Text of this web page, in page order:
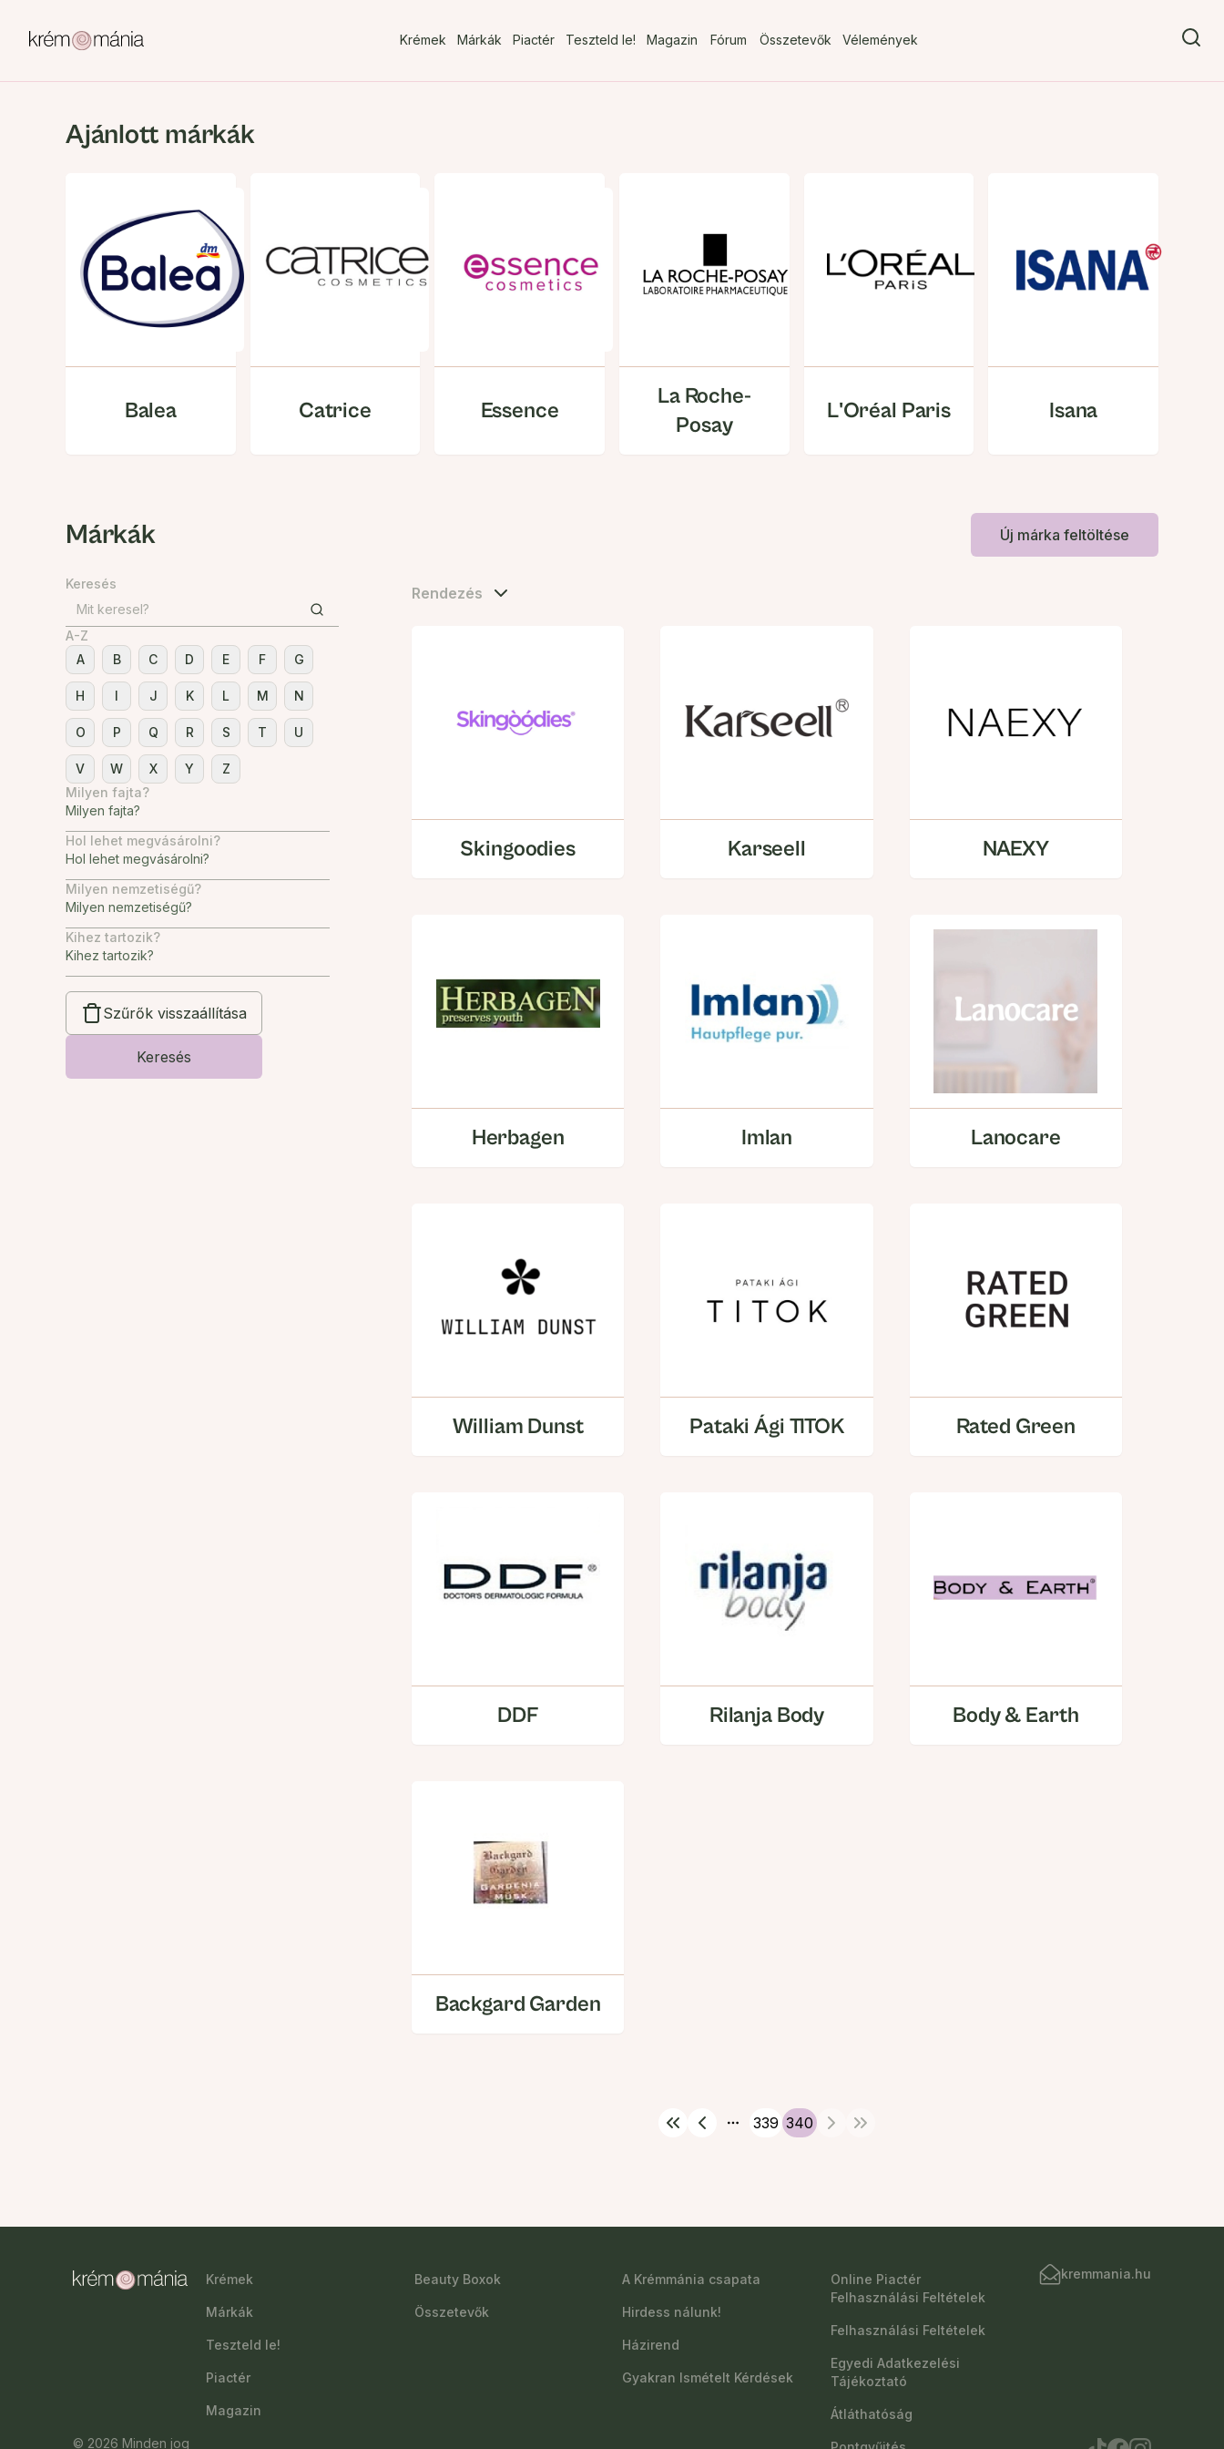
Krémek Márkák Piactér Teszteld le! Magazin Fórum Összetevők Vélemények
Ajánlott márkák
Balea Catrice Essence
La Roche-
Posay
L'Oréal Paris Isana
Márkák Új márka feltöltése
Keresés
A-Z
A
B C D E F G
H I J K L M N
O P Q R S T U
V W X Y
Z
Milyen fajta?
Hol lehet megvásárolni?
Milyen nemzetiségű?
Kihez tartozik?
Szűrők visszaállítása
Keresés
Rendezés
Skingoodies Karseell NAEXY
Herbagen Imlan Lanocare
William Dunst Pataki Ági TITOK Rated Green
DDF Rilanja Body Body & Earth
Backgard Garden
More pages
339 340
© 2026 Minden jog
Krémek
Márkák
Teszteld le!
Piactér
Magazin
Beauty Boxok
Összetevők
A Krémmánia csapata
Hirdess nálunk!
Házirend
Gyakran Ismételt Kérdések
Online Piactér
Felhasználási Feltételek
Felhasználási Feltételek
Egyedi Adatkezelési
Tájékoztató
Átláthatóság
kremmania.hu